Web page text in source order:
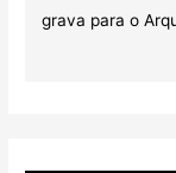
grava para o